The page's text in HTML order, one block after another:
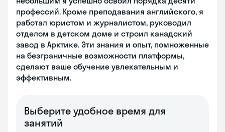
профессий. Кроме преподавания английского, я
работал юристом и журналистом, руководил
отделом в детском доме и строил канадский
завод в Арктике. Эти знания и опыт, помноженные
на безграничные возможности платформы,
сделают ваше обучение увлекательным и
эффективным.
Выберите удобное время для
занятий